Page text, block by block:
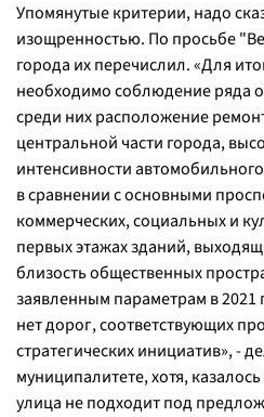
Упомянутые критерии, надо
изощренностью. По просьбе
города их перечислил. «Для
необходимо соблюдение ряда
среди них расположение
центральной части города,
интенсивности
в сравнении с основными
коммерческих, социальных и
первых этажах зданий,
близость общественных
заявленным параметрам в
нет дорог, соответствующих
стратегических инициатив», -
муниципалитете, хотя,
улица не подходит под